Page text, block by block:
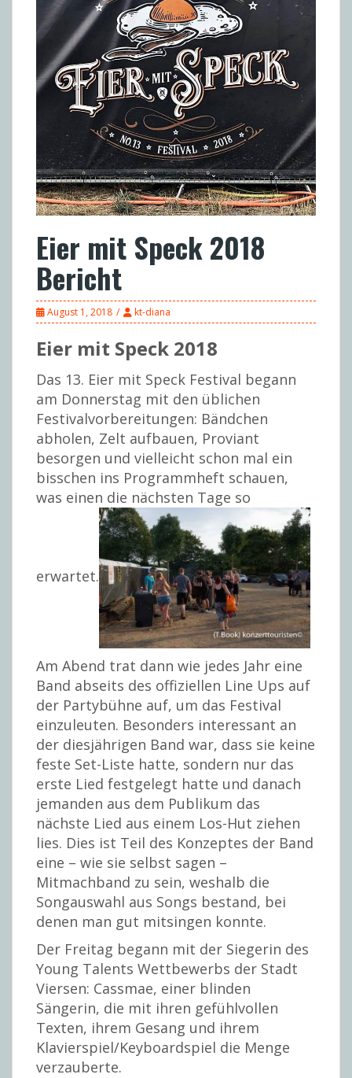
Eier mit Speck 2018
Bericht
August 1, 2018 kt-diana
Eier mit Speck 2018
Das 13. Eier mit Speck Festival begann
am Donnerstag mit den üblichen
Festivalvorbereitungen: Bändchen
abholen, Zelt aufbauen, Proviant
besorgen und vielleicht schon mal ein
bisschen ins Programmheft schauen,
was einen die nächsten Tage so
erwartet.
Am Abend trat dann wie jedes Jahr eine
Band abseits des offiziellen Line Ups auf
der Partybühne auf, um das Festival
einzuleuten. Besonders interessant an
der diesjährigen Band war, dass sie keine
feste Set-Liste hatte, sondern nur das
erste Lied festgelegt hatte und danach
jemanden aus dem Publikum das
nächste Lied aus einem Los-Hut ziehen
lies. Dies ist Teil des Konzeptes der Band
eine – wie sie selbst sagen –
Mitmachband zu sein, weshalb die
Songauswahl aus Songs bestand, bei
denen man gut mitsingen konnte.
Der Freitag begann mit der Siegerin des
Young Talents Wettbewerbs der Stadt
Viersen: Cassmae, einer blinden
Sängerin, die mit ihren gefühlvollen
Texten, ihrem Gesang und ihrem
Klavierspiel/Keyboardspiel die Menge
verzauberte.